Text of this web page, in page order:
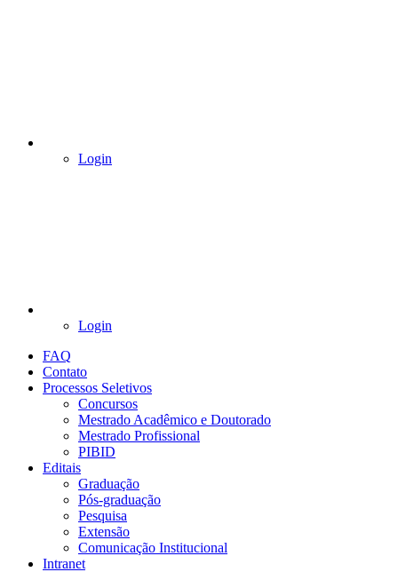
Login
Login
FAQ
Contato
Processos Seletivos
Concursos
Mestrado Acadêmico e Doutorado
Mestrado Profissional
PIBID
Editais
Graduação
Pós-graduação
Pesquisa
Extensão
Comunicação Institucional
Intranet